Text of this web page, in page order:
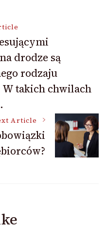
drodze są
rodzaju
takich chwilach
Article